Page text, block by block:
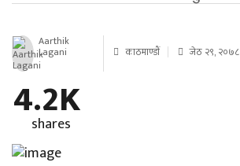
Aarthik
Lagani काठमाण्डाैं जेठ २९, २०७८
4.2K
shares